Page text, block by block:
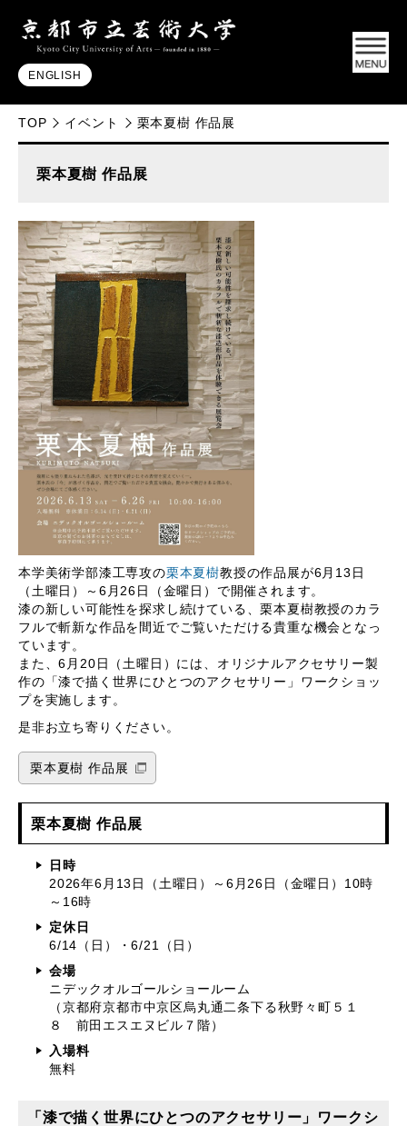
ENGLISH
TOP イベント 栗本夏樹 作品展
栗本夏樹 作品展
本学美術学部漆工専攻の栗本夏樹教授の作品展が6月13日
（土曜日）～6月26日（金曜日）で開催されます。
漆の新しい可能性を探求し続けている、栗本夏樹教授のカラ
フルで斬新な作品を間近でご覧いただける貴重な機会となっ
ています。
また、6月20日（土曜日）には、オリジナルアクセサリー製
作の「漆で描く世界にひとつのアクセサリー」ワークショッ
プを実施します。
是非お立ち寄りください。
栗本夏樹 作品展
栗本夏樹 作品展
日時
2026年6月13日（土曜日）～6月26日（金曜日）10時
～16時
定休日
6/14（日）・6/21（日）
会場
ニデックオルゴールショールーム
（京都府京都市中京区烏丸通二条下る秋野々町５１
８ 前田エスエヌビル７階）
入場料
無料
「漆で描く世界にひとつのアクセサリー」ワークシ